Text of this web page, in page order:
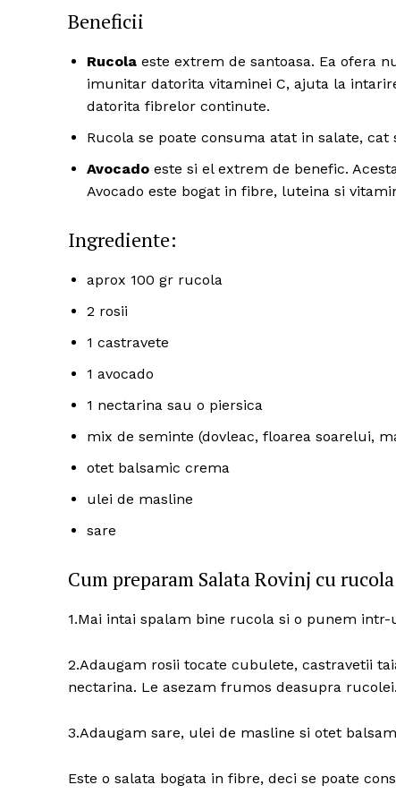
Beneficii
Rucola este extrem de santoasa. Ea ofera
imunitar datorita vitaminei C, ajuta la
datorita fibrelor continute.
Rucola se poate consuma atat in salate,
Avocado este si el extrem de benefic.
Avocado este bogat in fibre, luteina si
Ingrediente:
aprox 100 gr rucola
2 rosii
1 castravete
1 avocado
1 nectarina sau o piersica
mix de seminte (dovleac, floarea soarelui,
otet balsamic crema
ulei de masline
sare
Cum preparam Salata Rovinj cu rucola
1.Mai intai spalam bine rucola si o punem
2.Adaugam rosii tocate cubulete, castravetii
nectarina. Le asezam frumos deasupra rucolei.
3.Adaugam sare, ulei de masline si otet
Este o salata bogata in fibre, deci se poate